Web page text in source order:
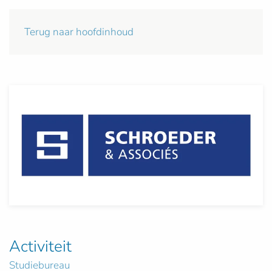
Terug naar hoofdinhoud
Activiteit
Studiebureau